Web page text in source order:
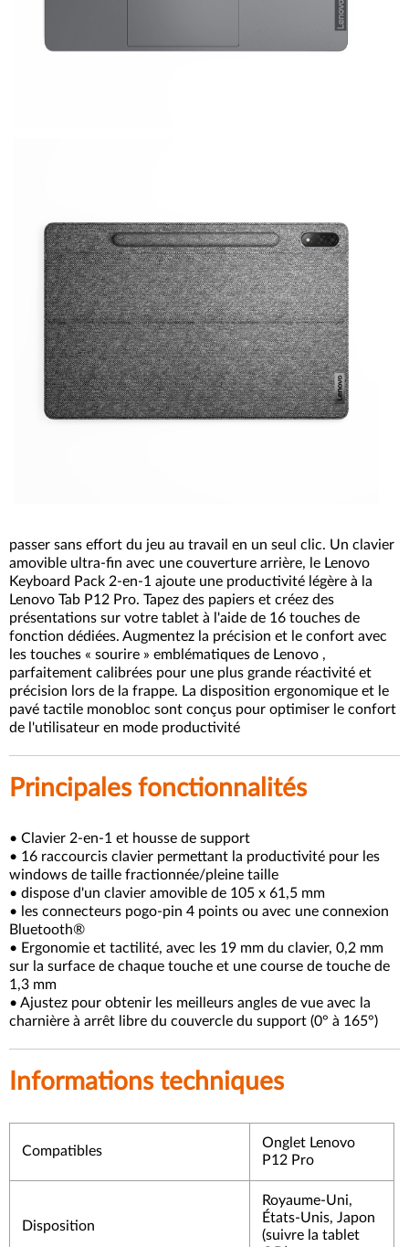
passer sans effort du jeu au travail en un seul clic. Un clavier
amovible ultra-fin avec une couverture arrière, le Lenovo
Keyboard Pack 2-en-1 ajoute une productivité légère à la
Lenovo Tab P12 Pro. Tapez des papiers et créez des
présentations sur votre tablet à l'aide de 16 touches de
fonction dédiées. Augmentez la précision et le confort avec
les touches « sourire » emblématiques de Lenovo ,
parfaitement calibrées pour une plus grande réactivité et
précision lors de la frappe. La disposition ergonomique et le
pavé tactile monobloc sont conçus pour optimiser le confort
de l'utilisateur en mode productivité
Principales fonctionnalités
• Clavier 2-en-1 et housse de support
• 16 raccourcis clavier permettant la productivité pour les
windows de taille fractionnée/pleine taille
• dispose d'un clavier amovible de 105 x 61,5 mm
• les connecteurs pogo-pin 4 points ou avec une connexion
Bluetooth®
• Ergonomie et tactilité, avec les 19 mm du clavier, 0,2 mm
sur la surface de chaque touche et une course de touche de
1,3 mm
• Ajustez pour obtenir les meilleurs angles de vue avec la
charnière à arrêt libre du couvercle du support (0° à 165°)
Informations techniques
Compatibles
Onglet Lenovo
P12 Pro
Disposition
Royaume-Uni,
États-Unis, Japon
(suivre la tablet